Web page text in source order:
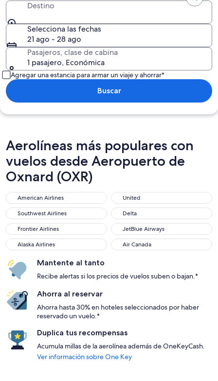
Destino
Selecciona las fechas
21 ago - 28 ago
Pasajeros, clase de cabina
1 pasajero, Económica
Agregar una estancia para armar un viaje y ahorrar*
Buscar
Aerolíneas más populares con
vuelos desde Aeropuerto de
Oxnard (OXR)
American Airlines
United
Southwest Airlines
Delta
Frontier Airlines
JetBlue Airways
Alaska Airlines
Air Canada
Mantente al tanto
Recibe alertas si los precios de vuelos suben o bajan.*
Ahorra al reservar
Ahorra hasta 30% en hoteles seleccionados por haber
reservado un vuelo.*
Duplica tus recompensas
Acumula millas de la aerolínea además de OneKeyCash.
Ver información sobre One Key